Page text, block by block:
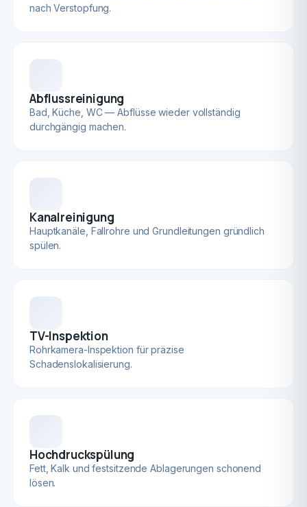
nach Verstopfung.
Abflussreinigung
Bad, Küche, WC — Abflüsse wieder vollständig
durchgängig machen.
Kanalreinigung
Hauptkanäle, Fallrohre und Grundleitungen gründlich
spülen.
TV-Inspektion
Rohrkamera-Inspektion für präzise
Schadenslokalisierung.
Hochdruckspülung
Fett, Kalk und festsitzende Ablagerungen schonend
lösen.